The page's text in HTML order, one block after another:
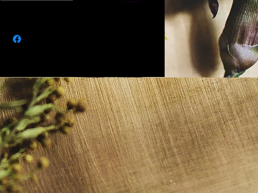
Longueur de la chaîne : 40cm, le
Détails produits :
Fermoir classique
Chaîne à mailles rondes
Matériaux : grenats, métal argenté
vieilli, acier inoxydable
Poids : 26g
.
Mes créations sont fabriquées
artisanalement dans ma Tanière-